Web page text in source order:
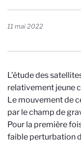
11 mai 2022
L’étude des
relativement jeune
Le mouvement de
par le champ de
Pour la première
faible perturbation